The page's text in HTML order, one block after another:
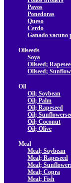
Pavos
Ponedoras
Queso
Cerdo
Ganado vacuno
Oilseeds
Soya
Oilseed;
Oilseed;
Oil
Oil; Soybean
Oil; Palm
Oil; Rapeseed
Oil;
Oil; Coconut
Oil; Olive
Meal
Meal; Soybean
Meal; Rapeseed
Meal;
Meal; Copra
Meal; Fish